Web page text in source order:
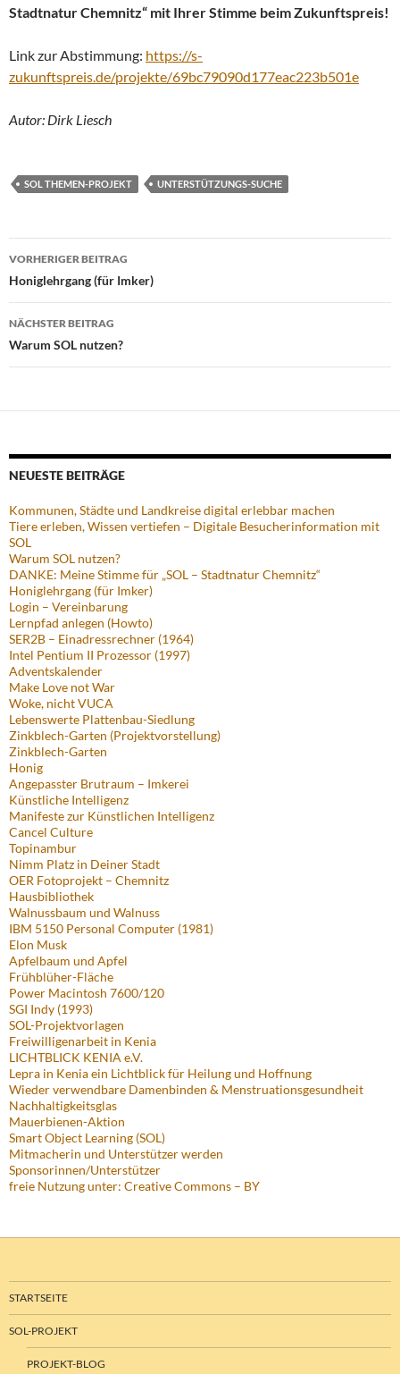
Stadtnatur Chemnitz“ mit Ihrer Stimme beim Zukunftspreis!
Link zur Abstimmung: https://s-
zukunftspreis.de/projekte/69bc79090d177eac223b501e
Autor: Dirk Liesch
SOL THEMEN-PROJEKT UNTERSTÜTZUNGS-SUCHE
Beitragsnavigation
VORHERIGER BEITRAG
Honiglehrgang (für Imker)
NÄCHSTER BEITRAG
Warum SOL nutzen?
NEUESTE BEITRÄGE
Kommunen, Städte und Landkreise digital erlebbar machen
Tiere erleben, Wissen vertiefen – Digitale Besucherinformation mit
SOL
Warum SOL nutzen?
DANKE: Meine Stimme für „SOL – Stadtnatur Chemnitz“
Honiglehrgang (für Imker)
Login – Vereinbarung
Lernpfad anlegen (Howto)
SER2B – Einadressrechner (1964)
Intel Pentium II Prozessor (1997)
Adventskalender
Make Love not War
Woke, nicht VUCA
Lebenswerte Plattenbau-Siedlung
Zinkblech-Garten (Projektvorstellung)
Zinkblech-Garten
Honig
Angepasster Brutraum – Imkerei
Künstliche Intelligenz
Manifeste zur Künstlichen Intelligenz
Cancel Culture
Topinambur
Nimm Platz in Deiner Stadt
OER Fotoprojekt – Chemnitz
Hausbibliothek
Walnussbaum und Walnuss
IBM 5150 Personal Computer (1981)
Elon Musk
Apfelbaum und Apfel
Frühblüher-Fläche
Power Macintosh 7600/120
SGI Indy (1993)
SOL-Projektvorlagen
Freiwilligenarbeit in Kenia
LICHTBLICK KENIA e.V.
Lepra in Kenia ein Lichtblick für Heilung und Hoffnung
Wieder verwendbare Damenbinden & Menstruationsgesundheit
Nachhaltigkeitsglas
Mauerbienen-Aktion
Smart Object Learning (SOL)
Mitmacherin und Unterstützer werden
Sponsorinnen/Unterstützer
freie Nutzung unter: Creative Commons – BY
STARTSEITE
SOL-PROJEKT
PROJEKT-BLOG